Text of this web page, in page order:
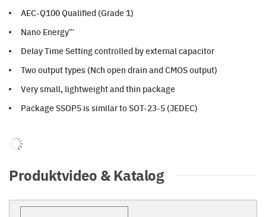
AEC-Q100 Qualified (Grade 1)
Nano Energy™
Delay Time Setting controlled by external capacitor
Two output types (Nch open drain and CMOS output)
Very small, lightweight and thin package
Package SSOP5 is similar to SOT-23-5 (JEDEC)
Produktvideo & Katalog